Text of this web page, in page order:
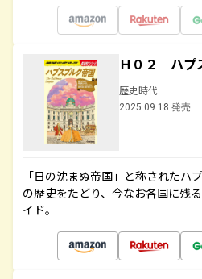
Ｈ０２ ハプ
歴史時代
2025.09.18 発売
「日の沈まぬ帝国」と称されたハ
の歴史をたどり、今なお各国に残
イド。